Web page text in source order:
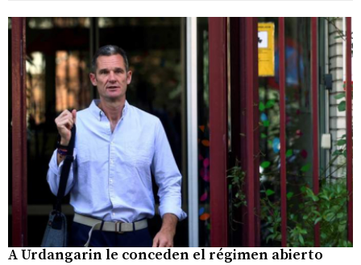
A Urdangarin le conceden el régimen abierto